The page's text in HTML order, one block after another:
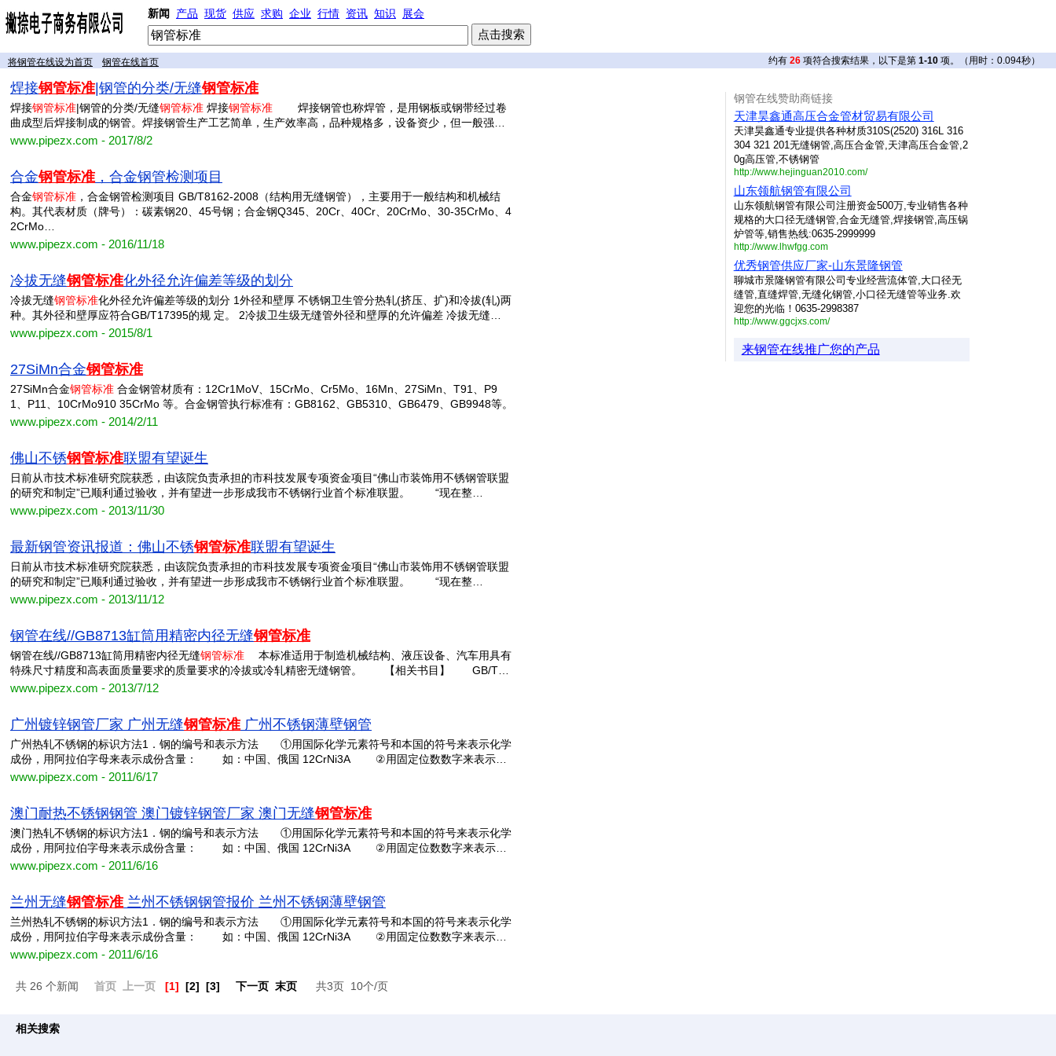
新闻 产品 现货 供应 求购 企业 行情 资讯 知识 展会
将钢管在线设为首页 钢管在线首页 约有 26 项符合搜索结果，以下是第 1-10 项。（用时： 0.094秒）
钢管在线赞助商链接
天津昊鑫通高压合金管材贸易有限公司
天津昊鑫通专业提供各种材质310S(2520) 316L 316
304 321 201无缝钢管,高压合金管,天津高压合金管,2
0g高压管,不锈钢管
http://www.hejinguan2010.com/
山东领航钢管有限公司
山东领航钢管有限公司注册资金500万,专业销售各种
规格的大口径无缝钢管,合金无缝管,焊接钢管,高压锅
炉管等,销售热线:0635-2999999
http://www.lhwfgg.com
优秀钢管供应厂家-山东景隆钢管
聊城市景隆钢管有限公司专业经营流体管,大口径无
缝管,直缝焊管,无缝化钢管,小口径无缝管等业务.欢
迎您的光临！0635-2998387
http://www.ggcjxs.com/
来钢管在线推广您的产品
焊接钢管标准|钢管的分类/无缝钢管标准
焊接钢管标准|钢管的分类/无缝钢管标准 焊接钢管标准 焊接钢管也称焊管，是用钢板或钢带经过卷
曲成型后焊接制成的钢管。焊接钢管生产工艺简单，生产效率高，品种规格多，设备资少，但一般强…
www.pipezx.com - 2017/8/2
合金钢管标准，合金钢管检测项目
合金钢管标准 ，合金钢管检测项目 GB/T8162-2008（结构用无缝钢管），主要用于一般结构和机械结
构。其代表材质（牌号）：碳素钢20、45号钢；合金钢Q345、20Cr、40Cr、20CrMo、30-35CrMo、4
2CrMo…
www.pipezx.com - 2016/11/18
冷拔无缝钢管标准化外径允许偏差等级的划分
冷拔无缝钢管标准化外径允许偏差等级的划分 1外径和壁厚 不锈钢卫生管分热轧(挤压、扩)和冷拔(轧)两
种。其外径和壁厚应符合GB/T17395的规 定。 2冷拔卫生级无缝管外径和壁厚的允许偏差 冷拔无缝…
www.pipezx.com - 2015/8/1
27SiMn合金钢管标准
27SiMn合金钢管标准 合金钢管材质有：12Cr1MoV、15CrMo、Cr5Mo、16Mn、27SiMn、T91、P9
1、P11、10CrMo910 35CrMo 等。合金钢管执行标准有：GB8162、GB5310、GB6479、GB9948等。
www.pipezx.com - 2014/2/11
佛山不锈钢管标准联盟有望诞生
日前从市技术标准研究院获悉，由该院负责承担的市科技发展专项资金项目“佛山市装饰用不锈钢管联盟
的研究和制定”已顺利通过验收，并有望进一步形成我市不锈钢行业首个标准联盟。 “现在整…
www.pipezx.com - 2013/11/30
最新钢管资讯报道：佛山不锈钢管标准联盟有望诞生
日前从市技术标准研究院获悉，由该院负责承担的市科技发展专项资金项目“佛山市装饰用不锈钢管联盟
的研究和制定”已顺利通过验收，并有望进一步形成我市不锈钢行业首个标准联盟。 “现在整…
www.pipezx.com - 2013/11/12
钢管在线//GB8713缸筒用精密内径无缝钢管标准
钢管在线//GB8713缸筒用精密内径无缝钢管标准 本标准适用于制造机械结构、液压设备、汽车用具有
特殊尺寸精度和高表面质量要求的质量要求的冷拔或冷轧精密无缝钢管。 【相关书目】 GB/T…
www.pipezx.com - 2013/7/12
广州镀锌钢管厂家 广州无缝钢管标准广州不锈钢薄壁钢管
广州热轧不锈钢的标识方法1．钢的编号和表示方法 ①用国际化学元素符号和本国的符号来表示化学
成份，用阿拉伯字母来表示成份含量： 如：中国、俄国 12CrNi3A ②用固定位数数字来表示…
www.pipezx.com - 2011/6/17
澳门耐热不锈钢钢管 澳门镀锌钢管厂家 澳门无缝钢管标准
澳门热轧不锈钢的标识方法1．钢的编号和表示方法 ①用国际化学元素符号和本国的符号来表示化学
成份，用阿拉伯字母来表示成份含量： 如：中国、俄国 12CrNi3A ②用固定位数数字来表示…
www.pipezx.com - 2011/6/16
兰州无缝钢管标准兰州不锈钢钢管报价 兰州不锈钢薄壁钢管
兰州热轧不锈钢的标识方法1．钢的编号和表示方法 ①用国际化学元素符号和本国的符号来表示化学
成份，用阿拉伯字母来表示成份含量： 如：中国、俄国 12CrNi3A ②用固定位数数字来表示…
www.pipezx.com - 2011/6/16
共 26 个新闻 首页 上一页 [1] [2] [3] 下一页 末页 共3页 10个/页
相关搜索